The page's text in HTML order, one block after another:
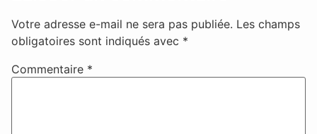
Votre adresse e-mail ne sera pas publiée. Les champs
obligatoires sont indiqués avec *
Commentaire *